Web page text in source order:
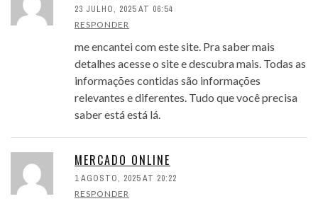
23 JULHO, 2025 AT 06:54
RESPONDER
me encantei com este site. Pra saber mais
detalhes acesse o site e descubra mais. Todas as
informações contidas são informações
relevantes e diferentes. Tudo que você precisa
saber está está lá.
MERCADO ONLINE
1 AGOSTO, 2025 AT 20:22
RESPONDER